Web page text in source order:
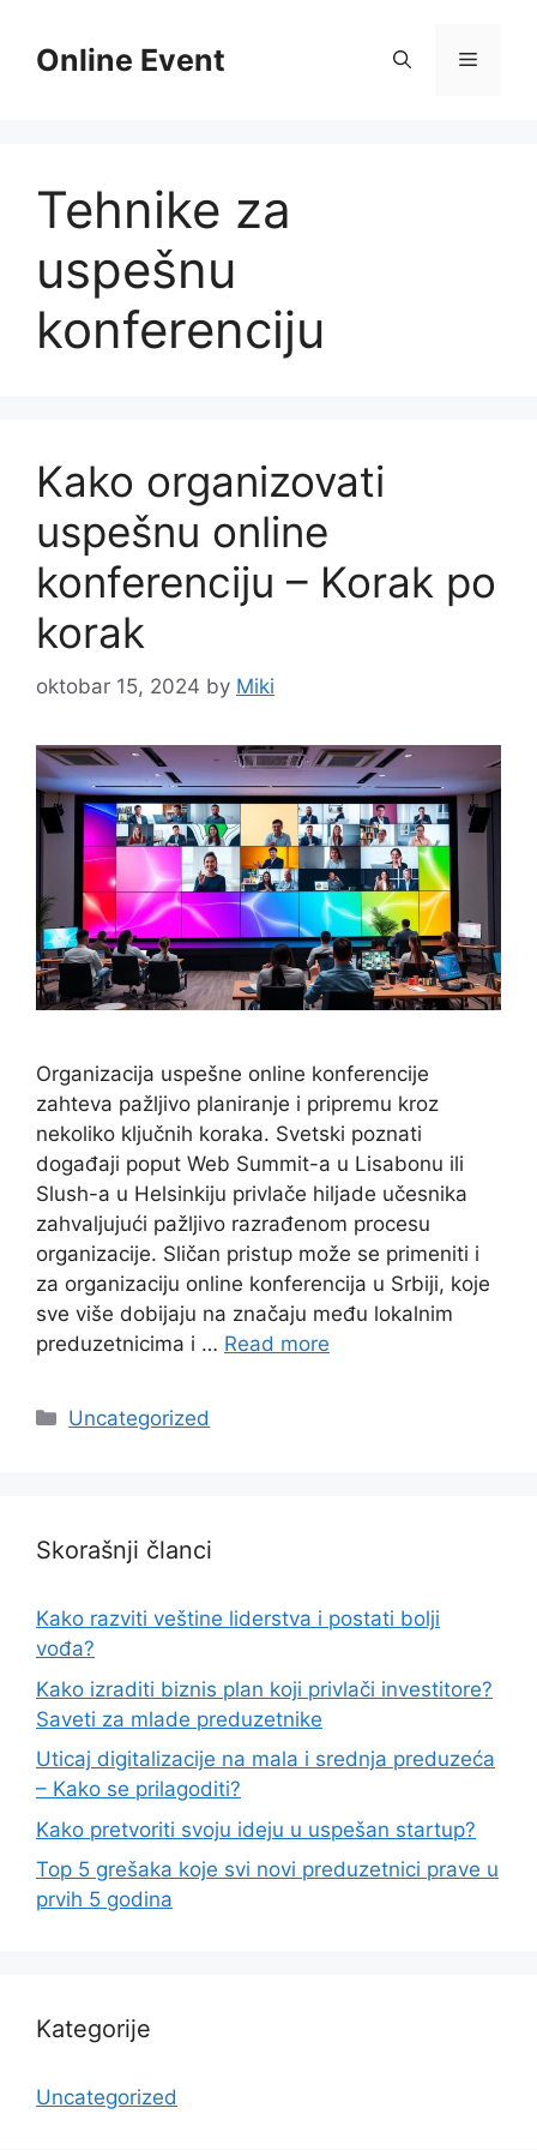
contentOnline Event Menu
Tehnike za
uspešnu
konferenciju
Kako organizovati
uspešnu online
konferenciju – Korak po
korak
oktobar 15, 2024 by Miki
Organizacija uspešne online konferencije
zahteva pažljivo planiranje i pripremu kroz
nekoliko ključnih koraka. Svetski poznati
događaji poput Web Summit-a u Lisabonu ili
Slush-a u Helsinkiju privlače hiljade učesnika
zahvaljujući pažljivo razrađenom procesu
organizacije. Sličan pristup može se primeniti i
za organizaciju online konferencija u Srbiji, koje
sve više dobijaju na značaju među lokalnim
preduzetnicima i … Read more
Categories
Uncategorized
Skorašnji članci
Kako razviti veštine liderstva i postati bolji
vođa?
Kako izraditi biznis plan koji privlači investitore?
Saveti za mlade preduzetnike
Uticaj digitalizacije na mala i srednja preduzeća
– Kako se prilagoditi?
Kako pretvoriti svoju ideju u uspešan startup?
Top 5 grešaka koje svi novi preduzetnici prave u
prvih 5 godina
Kategorije
Uncategorized